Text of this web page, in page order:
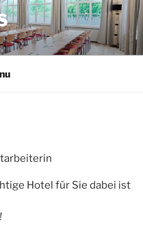
Hotel für Sie dabei ist